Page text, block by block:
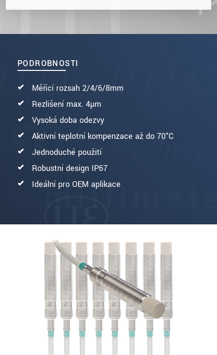
PODROBNOSTI
Měřící rozsah 2/4/6/8mm
Rezlišení max. 4µm
Vysoká doba odezvy
Aktivní teplotní kompenzace až do 70°C
Jednoduché použití
Robustní design IP67
Ideální pro OEM aplikace